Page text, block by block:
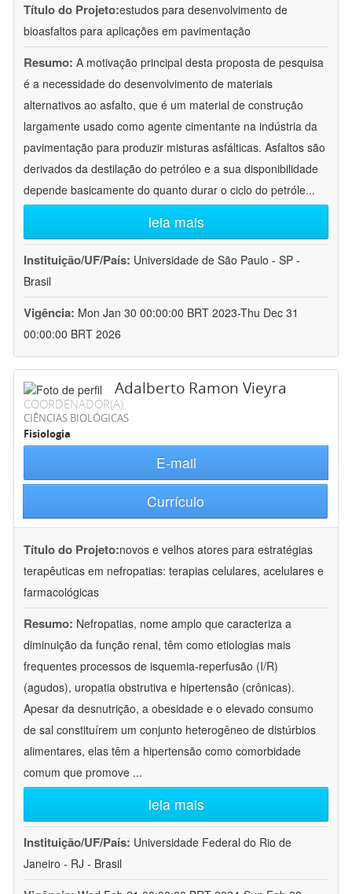
Título do Projeto:estudos para desenvolvimento de
bioasfaltos para aplicações em pavimentação
Resumo: A motivação principal desta proposta de pesquisa
é a necessidade do desenvolvimento de materiais
alternativos ao asfalto, que é um material de construção
largamente usado como agente cimentante na indústria da
pavimentação para produzir misturas asfálticas. Asfaltos são
derivados da destilação do petróleo e a sua disponibilidade
depende basicamente do quanto durar o ciclo do petróle...
leia mais
Instituição/UF/País: Universidade de São Paulo - SP -
Brasil
Vigência: Mon Jan 30 00:00:00 BRT 2023-Thu Dec 31
00:00:00 BRT 2026
Adalberto Ramon Vieyra
COORDENADOR(A)
CIÊNCIAS BIOLÓGICAS
Fisiologia
E-mail
Currículo
Título do Projeto:novos e velhos atores para estratégias
terapêuticas em nefropatias: terapias celulares, acelulares e
farmacológicas
Resumo: Nefropatias, nome amplo que caracteriza a
diminuição da função renal, têm como etiologias mais
frequentes processos de isquemia-reperfusão (I/R)
(agudos), uropatia obstrutiva e hipertensão (crônicas).
Apesar da desnutrição, a obesidade e o elevado consumo
de sal constituírem um conjunto heterogêneo de distúrbios
alimentares, elas têm a hipertensão como comorbidade
comum que promove ...
leia mais
Instituição/UF/País: Universidade Federal do Rio de
Janeiro - RJ - Brasil